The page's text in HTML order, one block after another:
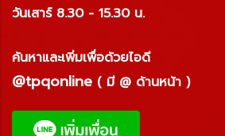
วันเสาร์ 8.30 - 15.30 น.
ค้นหาและเพิ่มเพื่อด้วยไอดี
@tpqonline ( มี @ ด้านหน้า )